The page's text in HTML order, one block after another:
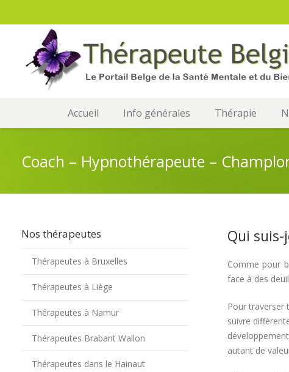
Accueil Info générales Thérapie
Coach – Hypnothérapeute –
Qui suis-
Comme pour
face à des
Pour traverser
suivre
autant de
Nos thérapeutes
Thérapeutes à Bruxelles
Thérapeutes à Liège
Thérapeutes à Namur
Thérapeutes Brabant Wallon
Thérapeutes dans le Hainaut